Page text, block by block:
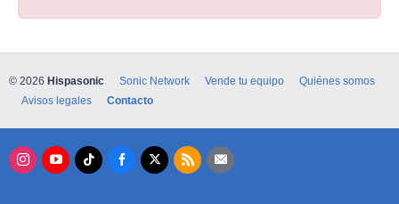
© 2026 Hispasonic Sonic Network Vende tu equipo
Quiénes somos
Avisos legales
Contacto